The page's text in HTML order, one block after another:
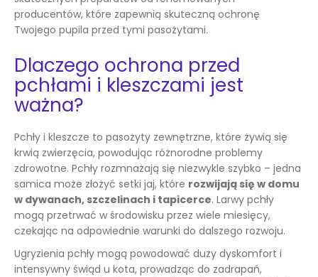
producentów, które zapewnią skuteczną ochronę
Twojego pupila przed tymi pasożytami.
Dlaczego ochrona przed
pchłami i kleszczami jest
ważna?
Pchły i kleszcze to pasożyty zewnętrzne, które żywią się
krwią zwierzęcia, powodując różnorodne problemy
zdrowotne. Pchły rozmnażają się niezwykle szybko – jedna
samica może złożyć setki jaj, które rozwijają się w domu
w dywanach, szczelinach i tapicerce. Larwy pchły
mogą przetrwać w środowisku przez wiele miesięcy,
czekając na odpowiednie warunki do dalszego rozwoju.
Ugryzienia pchły mogą powodować duży dyskomfort i
intensywny świąd u kota, prowadząc do zadrapań,